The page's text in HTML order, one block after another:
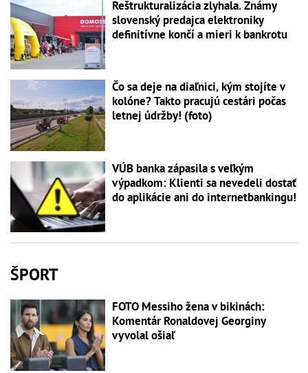
Reštrukturalizácia zlyhala. Známy
slovenský predajca elektroniky
definitívne končí a mieri k bankrotu
Čo sa deje na diaľnici, kým stojíte v
kolóne? Takto pracujú cestári počas
letnej údržby! (foto)
VÚB banka zápasila s veľkým
výpadkom: Klienti sa nevedeli dostať
do aplikácie ani do internetbankingu!
ŠPORT
FOTO Messiho žena v bikinách:
Komentár Ronaldovej Georginy
vyvolal ošiaľ